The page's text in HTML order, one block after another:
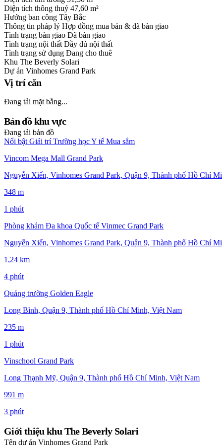
Diện tích thông thuỷ 47,60 m²
Hướng ban công Tây Bắc
Thông tin pháp lý Hợp đồng mua bán & đã bàn giao
Tình trạng bàn giao Đã bàn giao
Tình trạng nội thất Đầy đủ nội thất
Tình trạng sử dụng Đang cho thuê
Khu The Beverly Solari
Dự án Vinhomes Grand Park
Vị trí căn
Đang tải mặt bằng...
Bản đồ khu vực
Đang tải bản đồ
Nổi bật Giải trí Trường họcY tế Mua sắm
Vincom Mega Mall Grand Park
Nguyễn Xiển, Vinhomes Grand Park, Quận 9, Thành phố Hồ Chí
348 m
1 phút
Phòng khám Đa khoa Quốc tế Vinmec Grand Park
Nguyễn Xiển, Vinhomes Grand Park, Quận 9, Thành phố Hồ Chí
1,24 km
4 phút
Quảng trường Golden Eagle
Long Bình, Quận 9, Thành phố Hồ Chí Minh, Việt Nam
235 m
1 phút
Vinschool Grand Park
Long Thạnh Mỹ, Quận 9, Thành phố Hồ Chí Minh, Việt Nam
991 m
3 phút
Giới thiệu khu The Beverly Solari
Tên dự án Vinhomes Grand Park